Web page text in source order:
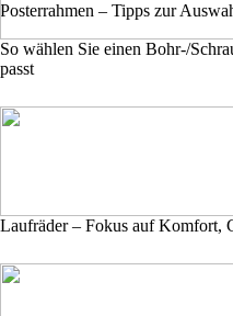
Posterrahmen – Tipps zur
So wählen Sie einen Bohr-/
passt
Laufräder – Fokus auf Komfort,